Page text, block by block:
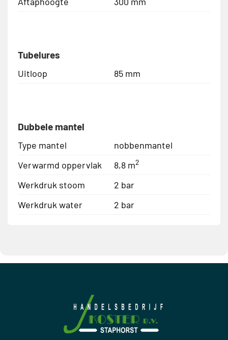
Tubelures
Uitloop 85 mm
Dubbele mantel
Type mantel
nobbenmantel
Verwarmd oppervlak
8,8 m2
Werkdruk stoom
2 bar
Werkdruk water
2 bar